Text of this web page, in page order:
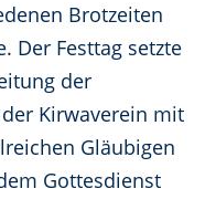
Brotzeiten
Der Festtag setzte
der
Kirwaverein mit
Gläubigen
Gottesdienst